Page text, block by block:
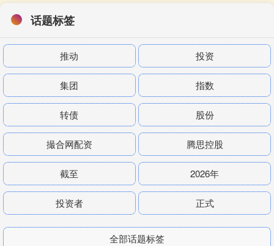
话题标签
推动 投资
集团 指数
转债 股份
撮合网配资 腾思控股
截至 2026年
投资者 正式
全部话题标签